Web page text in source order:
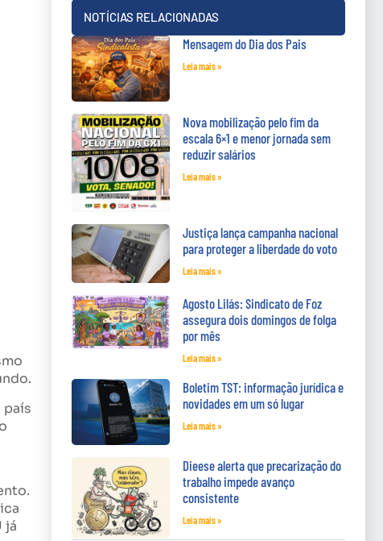
país
já
NOTÍCIAS RELACIONADAS
Mensagem do Dia dos Pais
Leia mais »
Nova mobilização pelo fim da
escala 6×1 e menor jornada sem
reduzir salários
Leia mais »
Justiça lança campanha nacional
para proteger a liberdade do voto
Leia mais »
Agosto Lilás: Sindicato de Foz
assegura dois domingos de folga
por mês
Leia mais »
Boletim TST: informação jurídica e
novidades em um só lugar
Leia mais »
Dieese alerta que precarização do
trabalho impede avanço
consistente
Leia mais »